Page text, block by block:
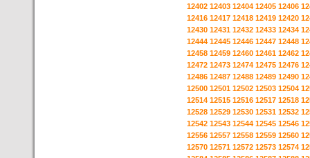
12402 12403 12404 12405 12406
12416 12417 12418 12419 12420
12430 12431 12432 12433 12434
12444 12445 12446 12447 12448
12458 12459 12460 12461 12462
12472 12473 12474 12475 12476
12486 12487 12488 12489 12490
12500 12501 12502 12503 12504
12514 12515 12516 12517 12518
12528 12529 12530 12531 12532
12542 12543 12544 12545 12546
12556 12557 12558 12559 12560
12570 12571 12572 12573 12574